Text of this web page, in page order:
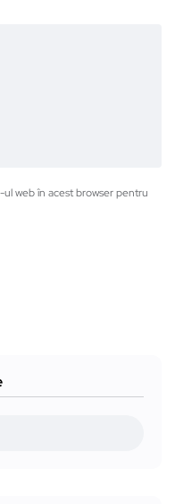
ul web în acest browser pentru